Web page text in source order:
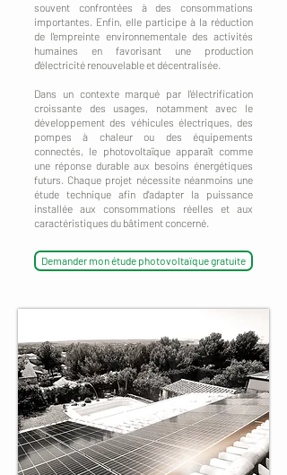
souvent confrontées à des consommations
importantes. Enfin, elle participe à la réduction
de l'empreinte environnementale des activités
humaines en favorisant une production
d'électricité renouvelable et décentralisée.
Dans un contexte marqué par l'électrification
croissante des usages, notamment avec le
développement des véhicules électriques, des
pompes à chaleur ou des équipements
connectés, le photovoltaïque apparaît comme
une réponse durable aux besoins énergétiques
futurs. Chaque projet nécessite néanmoins une
étude technique afin d'adapter la puissance
installée aux consommations réelles et aux
caractéristiques du bâtiment concerné.
Demander mon étude photovoltaïque gratuite